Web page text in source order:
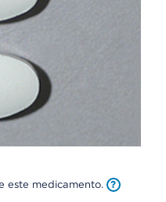
este medicamento.